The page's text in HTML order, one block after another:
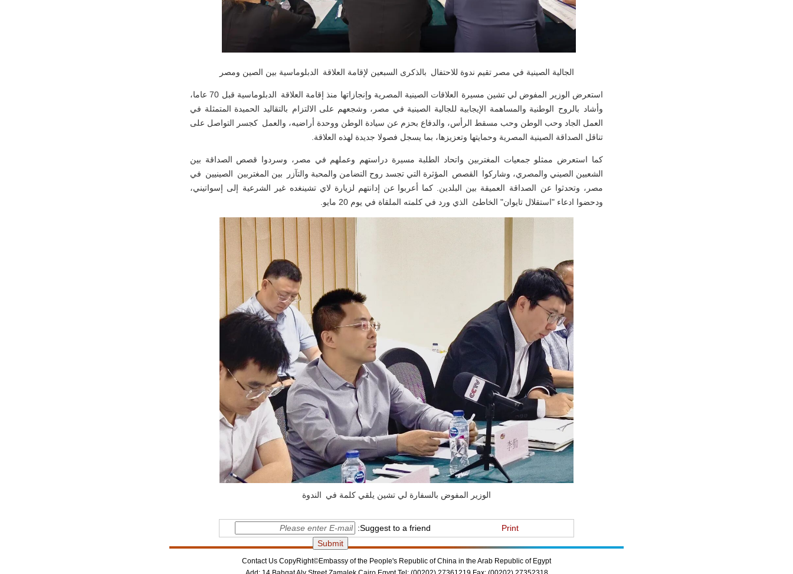
الجالية الصينية في مصر تقيم ندوة للاحتفال بالذكرى السبعين لإقامة العلاقة الدبلوماسية بين الصين ومصر
استعرض الوزير المفوض لي تشين مسيرة العلاقات الصينية المصرية وإنجازاتها منذ إقامة العلاقة الدبلوماسية قبل 70 عاما،
وأشاد بالروح الوطنية والمساهمة الإيجابية للجالية الصينية في مصر، وشجعهم على الالتزام بالتقاليد الحميدة المتمثلة في
العمل الجاد وحب الوطن وحب مسقط الرأس، والدفاع بحزم عن سيادة الوطن ووحدة أراضيه، والعمل كجسر التواصل على
تناقل الصداقة الصينية المصرية وحمايتها وتعزيزها، بما يسجل فصولا جديدة لهذه العلاقة.
كما استعرض ممثلو جمعيات المغتربين واتحاد الطلبة مسيرة دراستهم وعملهم في مصر، وسردوا قصص الصداقة بين
الشعبين الصيني والمصري، وشاركوا القصص المؤثرة التي تجسد روح التضامن والمحبة والتآزر بين المغتربين الصينيين في
مصر، وتحدثوا عن الصداقة العميقة بين البلدين. كما أعربوا عن إدانتهم لزيارة لاي تشينغده غير الشرعية إلى إسواتيني،
ودحضوا ادعاء "استقلال تايوان" الخاطئ الذي ورد في كلمته الملقاة في يوم 20 مايو.
الوزير المفوض بالسفارة لي تشين يلقي كلمة في الندوة
Suggest to a friend: Print
Contact Us CopyRight©Embassy of the People's Republic of China in the Arab Republic of Egypt